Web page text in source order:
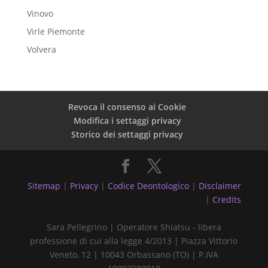
Vinovo
Virle Piemonte
Volvera
Revoca il consenso ai Cookie
Modifica i settaggi privacy
Storico dei settaggi privacy
Sitemap | Privacy | Codice Deontologico | Disclaimer
| Credits
Sara Pellegrino | Operatore Shiatsu - libera
professione di cui alla legge 4/2013 | Piazza Vittorio
Veneto, 12 | 10043 Orbassano (TO) | P.IVA